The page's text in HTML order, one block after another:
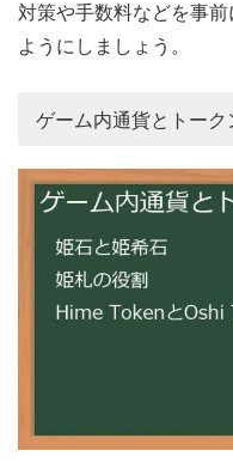
対策や手数料などを事
ようにしましょう。
ゲーム内通貨とトーク